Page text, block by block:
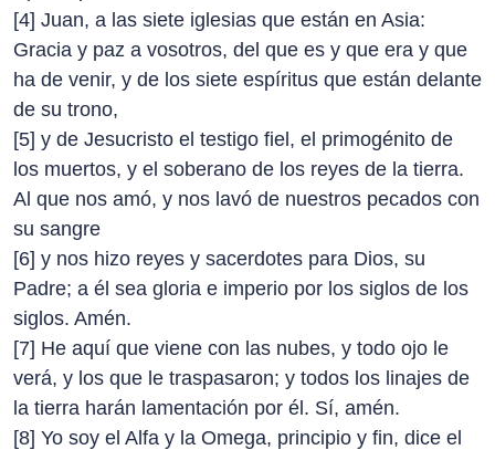
[4] Juan, a las siete iglesias que están en Asia:
Gracia y paz a vosotros, del que es y que era y que
ha de venir, y de los siete espíritus que están delante
de su trono,
[5] y de Jesucristo el testigo fiel, el primogénito de
los muertos, y el soberano de los reyes de la tierra.
Al que nos amó, y nos lavó de nuestros pecados con
su sangre
[6] y nos hizo reyes y sacerdotes para Dios, su
Padre; a él sea gloria e imperio por los siglos de los
siglos. Amén.
[7] He aquí que viene con las nubes, y todo ojo le
verá, y los que le traspasaron; y todos los linajes de
la tierra harán lamentación por él. Sí, amén.
[8] Yo soy el Alfa y la Omega, principio y fin, dice el